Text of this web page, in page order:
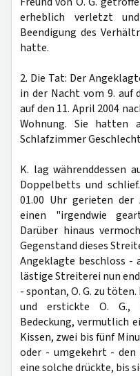
erheblich verletzt
Beendigung des
hatte.
2. Die Tat: Der
in der Nacht vom 9. auf
auf den 11. April 2004
Wohnung. Sie hatten
Schlafzimmer
K. lag währenddessen
Doppelbetts und
01.00 Uhr gerieten
einen "irgendwie
Darüber hinaus
Gegenstand dieses
Angeklagte beschloss -
lästige Streiterei nun
- spontan, O. G. zu
und erstickte O. G.,
Bedeckung, vermutlich
Kissen, zwei bis fünf
oder - umgekehrt -
eine solche drückte, bis